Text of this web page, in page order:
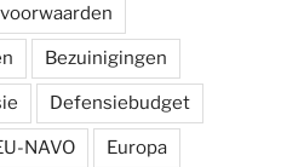
Bezuinigingen
Defensiebudget
NAVO Europa